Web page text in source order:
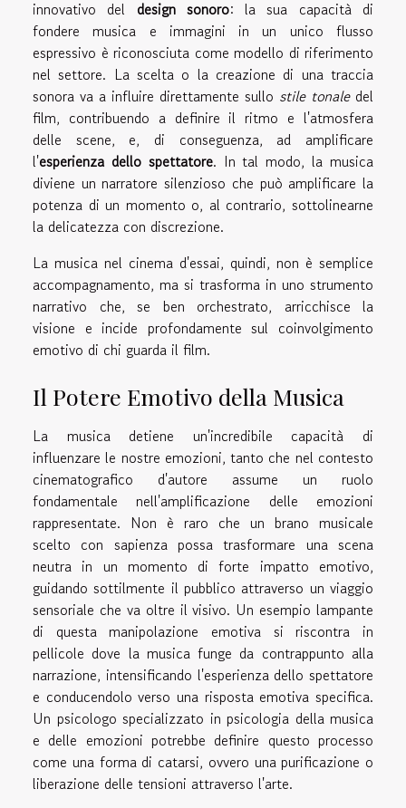
innovativo del design sonoro: la sua capacità di
fondere musica e immagini in un unico flusso
espressivo è riconosciuta come modello di riferimento
nel settore. La scelta o la creazione di una traccia
sonora va a influire direttamente sullo stile tonaledel
film, contribuendo a definire il ritmo e l'atmosfera
delle scene, e, di conseguenza, ad amplificare
l'esperienza dello spettatore. In tal modo, la musica
diviene un narratore silenzioso che può amplificare la
potenza di un momento o, al contrario, sottolinearne
la delicatezza con discrezione.
La musica nel cinema d'essai, quindi, non è semplice
accompagnamento, ma si trasforma in uno strumento
narrativo che, se ben orchestrato, arricchisce la
visione e incide profondamente sul coinvolgimento
emotivo di chi guarda il film.
Il Potere Emotivo della Musica
La musica detiene un'incredibile capacità di
influenzare le nostre emozioni, tanto che nel contesto
cinematografico d'autore assume un ruolo
fondamentale nell'amplificazione delle emozioni
rappresentate. Non è raro che un brano musicale
scelto con sapienza possa trasformare una scena
neutra in un momento di forte impatto emotivo,
guidando sottilmente il pubblico attraverso un viaggio
sensoriale che va oltre il visivo. Un esempio lampante
di questa manipolazione emotiva si riscontra in
pellicole dove la musica funge da contrappunto alla
narrazione, intensificando l'esperienza dello spettatore
e conducendolo verso una risposta emotiva specifica.
Un psicologo specializzato in psicologia della musica
e delle emozioni potrebbe definire questo processo
come una forma di catarsi, ovvero una purificazione o
liberazione delle tensioni attraverso l'arte.